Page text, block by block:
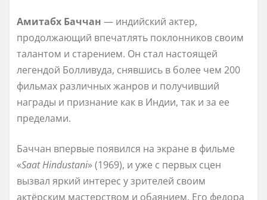
Амитабх Баччан — индийский актер,
продолжающий впечатлять поклонников своим
талантом и старением. Он стал настоящей
легендой Болливуда, снявшись в более чем 200
фильмах различных жанров и получивший
награды и признание как в Индии, так и за ее
пределами.
Баччан впервые появился на экране в фильме
«Saat Hindustani» (1969), и уже с первых сцен
вызвал яркий интерес у зрителей своим
актёрским мастерством и обаянием. Его федора